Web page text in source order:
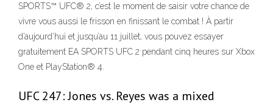
SPORTS™ UFC® 2, c’est le moment de saisir votre chance de
vivre vous aussi le frisson en finissant le combat ! À partir
d’aujourd’hui et jusqu’au 11 juillet, vous pouvez essayer
gratuitement EA SPORTS UFC 2 pendant cinq heures sur Xbox
One et PlayStation® 4.
UFC 247: Jones vs. Reyes was a mixed